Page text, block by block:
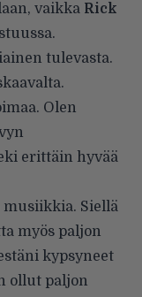
vaikka Rick
tulevasta.
Olen
erittäin hyvää
musiikkia. Siellä
myös paljon
kypsyneet
ollut paljon